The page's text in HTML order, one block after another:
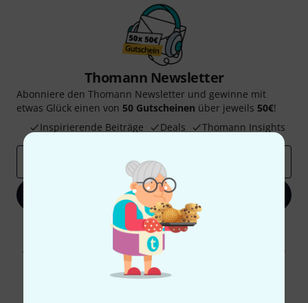
Thomann Newsletter
Abonniere den Thomann Newsletter und gewinne mit
etwas Glück einen von 50 Gutscheinen über jeweils 50€!
Inspirierende Beiträge
Deals Thomann Insights
Jetzt anmelden
Mit Klick auf „Jetzt anmelden“ stimmen Sie dem Erhalt von E-Mail-
Werbung und einer Messung des E-Mail-Nutzungsverhaltens zu. Die
Abmeldung ist jederzeit möglich. Weitere Informationen finden Sie in
unserenDatenschutzhinweisen
* Pflichtfeld